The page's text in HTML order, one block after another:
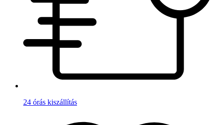
24 órás kiszállítás